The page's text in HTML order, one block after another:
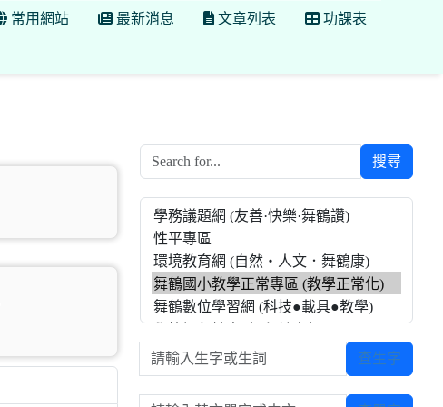
常用網站 最新消息 文章列表 功課表
搜尋
請輸入生字或生詞 查生字
請輸入英文單字或中文